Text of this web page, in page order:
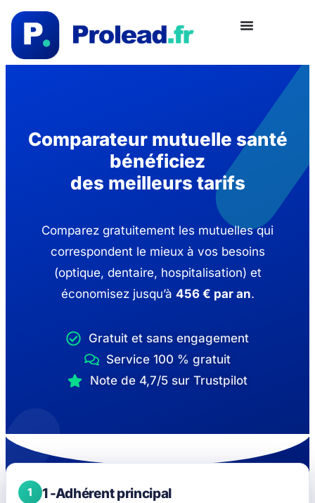
Comparateur mutuelle santé
bénéficiez
des meilleurs tarifs
Comparez gratuitement les mutuelles qui
correspondent le mieux à vos besoins
(optique, dentaire, hospitalisation) et
économisez jusqu’à 456 € par an.
Gratuit et sans engagement
Service 100 % gratuit
Note de 4,7/5 sur Trustpilot
1 -Adhérent principal